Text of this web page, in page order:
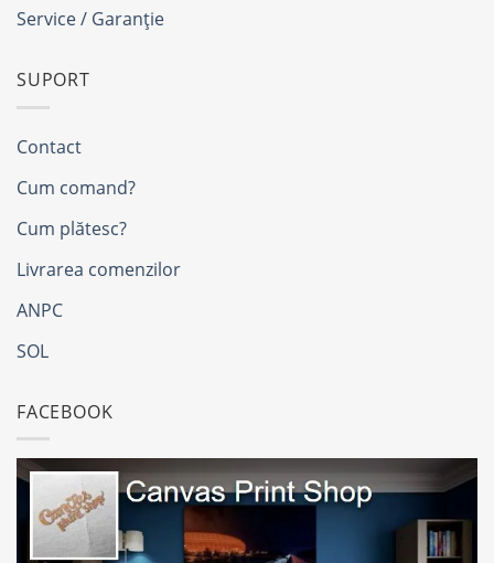
Service / Garanție
SUPORT
Contact
Cum comand?
Cum plătesc?
Livrarea comenzilor
ANPC
SOL
FACEBOOK